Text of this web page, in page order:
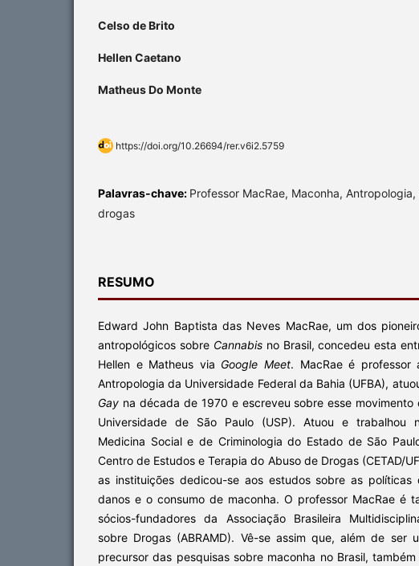
Celso de Brito
Hellen Caetano
Matheus Do Monte
https://doi.org/10.26694/rer.v6i2.5759
Palavras-chave: Professor MacRae, Maconha,
drogas
RESUMO
Edward John Baptista das Neves MacRae, um dos
antropológicos sobre Cannabis no Brasil, concedeu esta
Hellen e Matheus via Google Meet. MacRae é professor
Antropologia da Universidade Federal da Bahia (UFBA),
Gay na década de 1970 e escreveu sobre esse movimento
Universidade de São Paulo (USP). Atuou e trabalhou
Medicina Social e de Criminologia do Estado de São
Centro de Estudos e Terapia do Abuso de Drogas (CETAD/
as instituições dedicou-se aos estudos sobre as
danos e o consumo de maconha. O professor MacRae é
sócios-fundadores da Associação Brasileira
sobre Drogas (ABRAMD). Vê-se assim que, além de ser
precursor das pesquisas sobre maconha no Brasil,